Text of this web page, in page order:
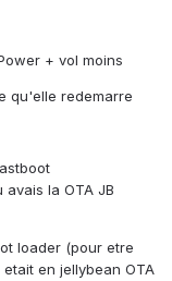
+ vol moins
qu'elle redemarre
avais la OTA JB
loader (pour etre
en jellybean OTA